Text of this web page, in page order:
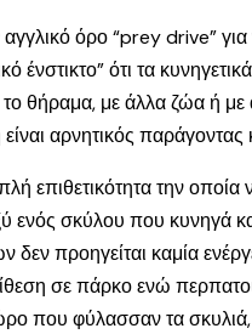
όρο “prey drive”
ένστικτο” ότι τα
το θήραμα, με άλλα ζώα ή
αρνητικός παράγοντας
επιθετικότητα την
σκύλου που κυνηγά
δεν προηγείται καμία
σε πάρκο ενώ
που φύλασσαν τα